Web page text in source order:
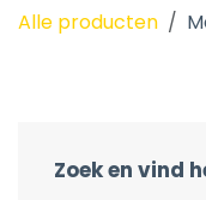
Alle producten
Zoek en vind